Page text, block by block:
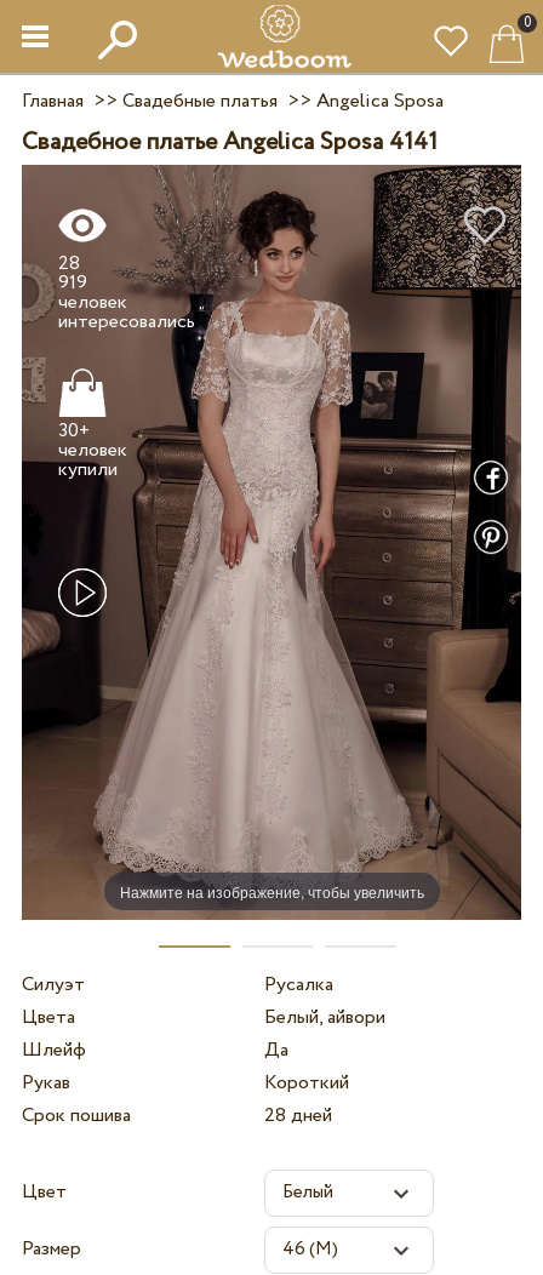
0
Главная >> Свадебные платья >> Angelica Sposa
Свадебное платье Angelica Sposa 4141
Нажмите на изображение, чтобы увеличить
28
919
человек
интересовались
30+
человек
Силуэт
Русалка
Цвета
Белый, айвори
Шлейф
Да
Рукав
Короткий
Срок пошива
28 дней
Цвет
Размер